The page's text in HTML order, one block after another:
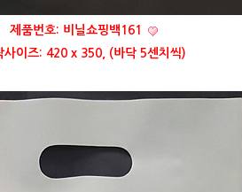
제품번호: 비닐쇼핑백161
사이즈: 420 x 350, (바닥 5센치씩)